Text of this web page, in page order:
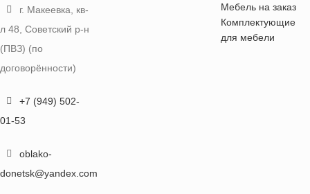
г. Макеевка, кв-
л 48, Советский р-н
(ПВЗ) (по
договорённости)
+7 (949) 502-
01-53
oblako-
donetsk@yandex.com
Мебель на заказ
Комплектующие
для мебели